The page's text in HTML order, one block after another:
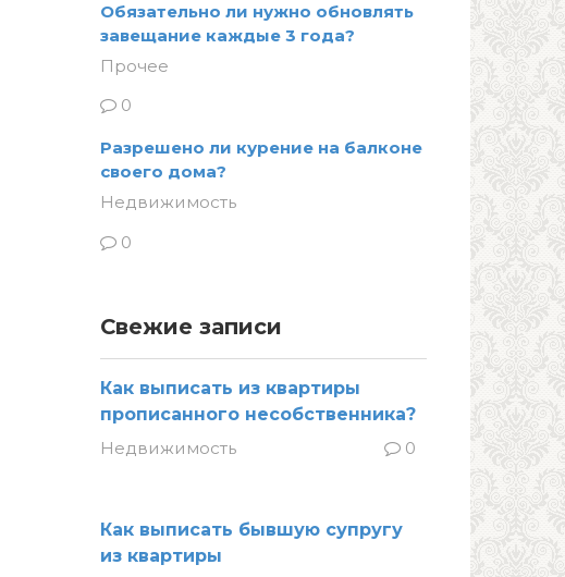
Обязательно ли нужно обновлять
завещание каждые 3 года?
Прочее
0
Разрешено ли курение на балконе
своего дома?
Недвижимость
0
Свежие записи
Как выписать из квартиры
прописанного несобственника?
Недвижимость
0
Как выписать бывшую супругу
из квартиры